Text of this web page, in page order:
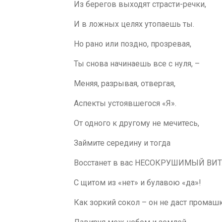
Из берегов выходят страсти-речки,
И в ложных целях утопаешь ты.
Но рано или поздно, прозревая,
Ты снова начинаешь все с нуля, –
Меняя, разрывая, отвергая,
Аспекты устоявшегося «Я».
От одного к другому не мечитесь,
Займите середину и тогда
Восстанет в вас НЕСОКРУШИМЫЙ
С щитом из «нет» и булавою «да»!
Как зоркий сокол – он не даст